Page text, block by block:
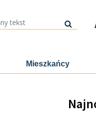
Mieszkańcy